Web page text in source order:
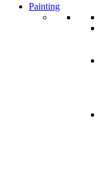
Painting